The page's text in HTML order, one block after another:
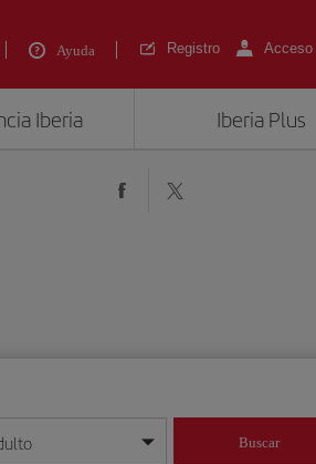
Ayuda Registro Acceso
Iberia Iberia Plus
mes/año
Buscar